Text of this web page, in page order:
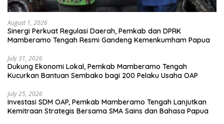
August 1, 2026
Sinergi Perkuat Regulasi Daerah, Pemkab dan DPRK
Mamberamo Tengah Resmi Gandeng Kemenkumham Papua
July 31, 2026
Dukung Ekonomi Lokal, Pemkab Mamberamo Tengah
Kucurkan Bantuan Sembako bagi 200 Pelaku Usaha OAP
July 25, 2026
Investasi SDM OAP, Pemkab Mamberamo Tengah Lanjutkan
Kemitraan Strategis Bersama SMA Sains dan Bahasa Papua